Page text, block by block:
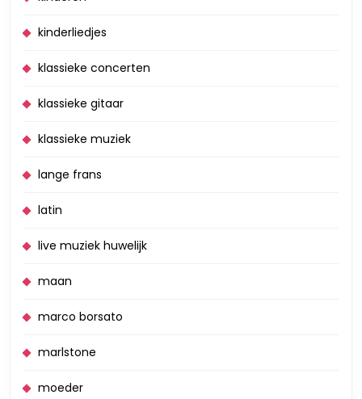
kinderliedjes
klassieke concerten
klassieke gitaar
klassieke muziek
lange frans
latin
live muziek huwelijk
maan
marco borsato
marlstone
moeder